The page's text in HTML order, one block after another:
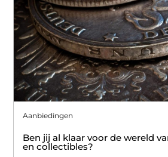
Aanbiedingen
Ben jij al klaar voor de wereld
en collectibles?